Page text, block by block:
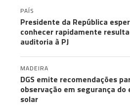
PAÍS
Presidente da República
conhecer rapidamente
auditoria à PJ
MADEIRA
DGS emite recomendações
observação em segurança do
solar